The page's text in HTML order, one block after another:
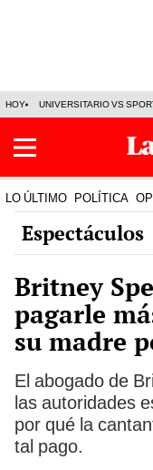
HOY UNIVERSITARIO VS
LO ÚLTIMO POLÍTICA
Espectáculos
Britney
pagarle
su madre
El abogado de
las autoridades
por qué la
tal pago.